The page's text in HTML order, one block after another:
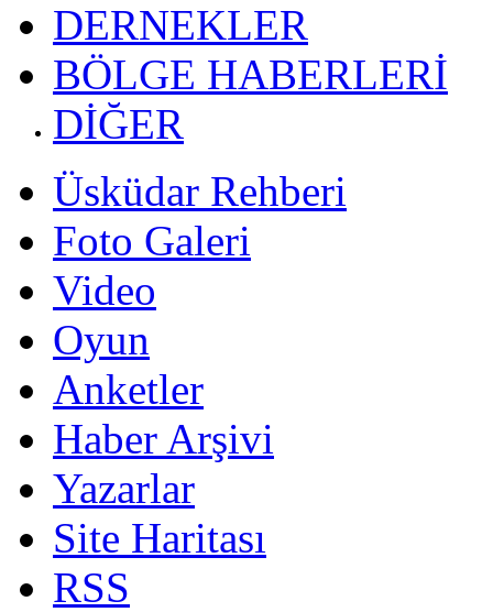
DERNEKLER
BÖLGE HABERLERİ
DİĞER
Üsküdar Rehberi
Foto Galeri
Video
Oyun
Anketler
Haber Arşivi
Yazarlar
Site Haritası
RSS